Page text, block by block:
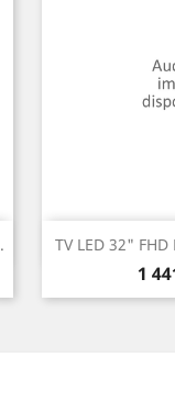
TV LED 32"
Prix
1
